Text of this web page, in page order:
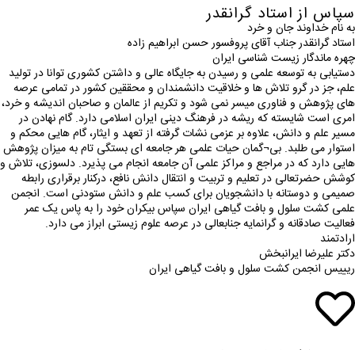
سپاس از استاد گرانقدر
به نام خداوند جان و خرد
استاد گرانقدر جناب آقای پروفسور حسن ابراهیم زاده
چهره ماندگار زیست شناسی ایران
دستیابی به توسعه علمی و رسیدن به جایگاه عالی و داشتن کشوری توانا در تولید
علم، جز در گرو تلاش ها و خلاقیت دانشمندان و محققین کشور در تمامی عرصه
های پژوهش و فناوری میسر نمی شود و تکریم از عالمان و صاحبان اندیشه و خرد،
امری است شایسته که ریشه در فرهنگ دینی ایران اسلامی دارد. گام نهادن در
مسیر علم و دانش، علاوه بر عزمی نشات گرفته از تعهد و ایثار، گام هایی محکم و
استوار می طلبد. بی¬گمان حیات علمی هر جامعه ای بستگی تام به میزان پژوهش
هایی دارد که در مراجع و مراکز علمی آن جامعه انجام می پذیرد. دلسوزی، تلاش و
کوشش حضرتعالی در تعلیم و تربیت و انتقال دانش نافع، درکنار برقراری رابطه
صمیمی و دوستانه با دانشجویان برای کسب علم و دانش ستودنی است. انجمن
علمی کشت سلول و بافت گیاهی ایران سپاس بیکران خود را به پاس یک عمر
فعالیت صادقانه و گرانمایه جنابعالی در عرصه علوم زیستی ابراز می دارد.
ارادتمند
دکتر علیرضا ایرانبخش
ریییس انجمن کشت سلول و بافت گیاهی ایران